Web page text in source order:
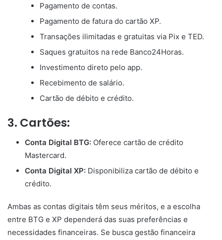
Pagamento de contas.
Pagamento de fatura do cartão XP.
Transações ilimitadas e gratuitas via Pix e TED.
Saques gratuitos na rede Banco24Horas.
Investimento direto pelo app.
Recebimento de salário.
Cartão de débito e crédito.
3. Cartões:
Conta Digital BTG: Oferece cartão de crédito
Mastercard.
Conta Digital XP: Disponibiliza cartão de débito e
crédito.
Ambas as contas digitais têm seus méritos, e a escolha
entre BTG e XP dependerá das suas preferências e
necessidades financeiras. Se busca gestão financeira